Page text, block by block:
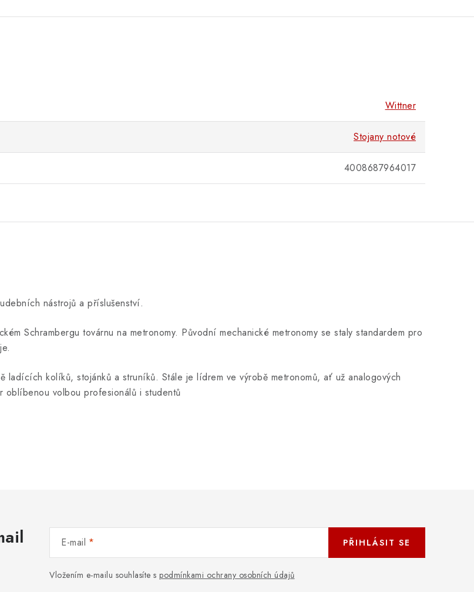
Wittner
Stojany notové
4008687964017
nástrojů a příslušenství.
Schrambergu továrnu na metronomy. Původní mechanické metronomy se staly standardem pro
kolíků, stojánků a struníků. Stále je lídrem ve výrobě metronomů, ať už analogových
volbou profesionálů i studentů
E-mail
Vložením e-mailu souhlasíte s podmínkami ochrany osobních údajů
PŘIHLÁSIT SE